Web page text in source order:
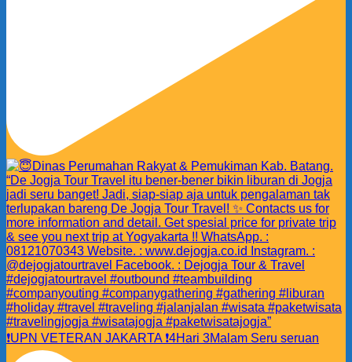
❗️UPN VETERAN JAKARTA ❗️4Hari 3Malam Seru seruan